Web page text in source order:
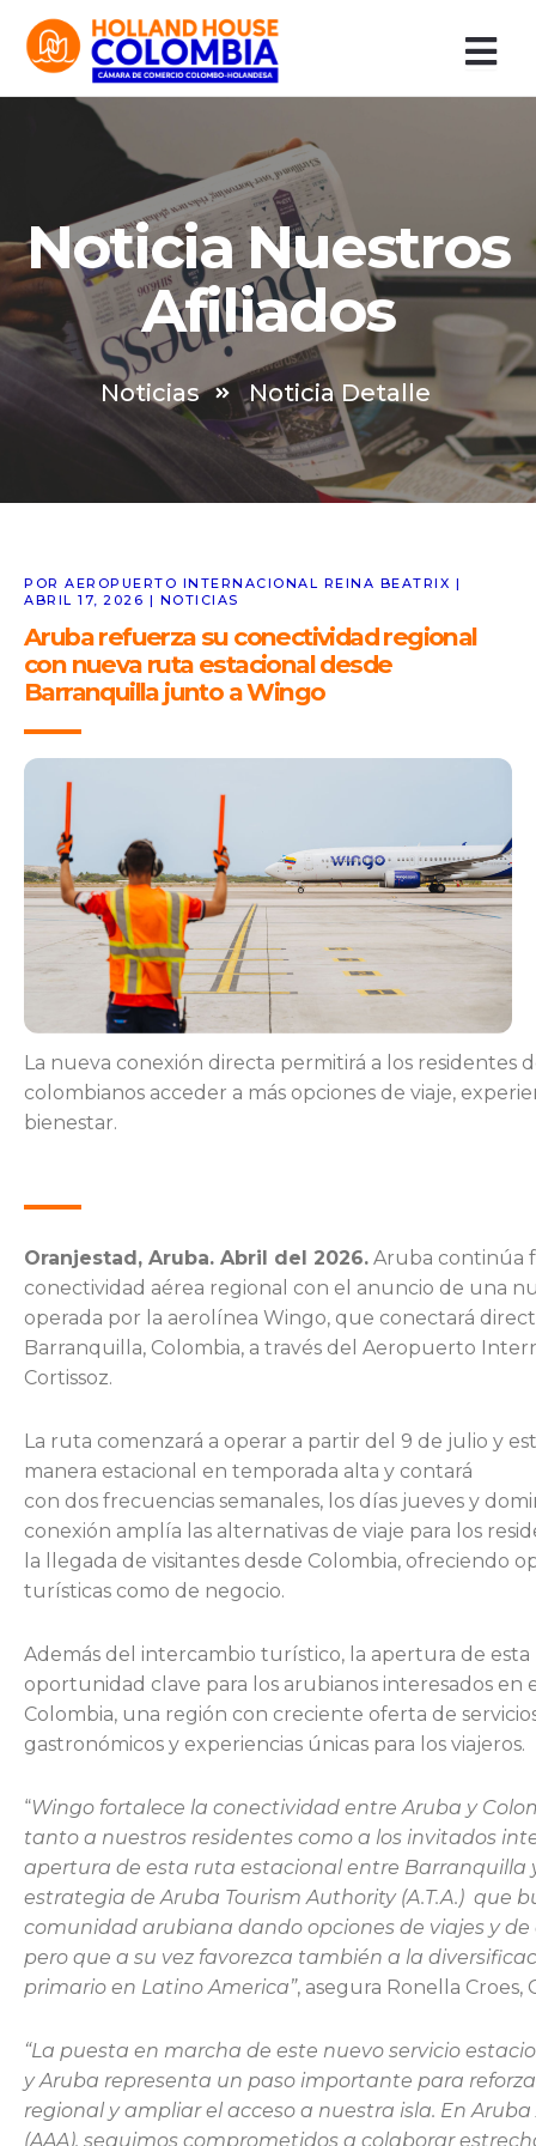
contenido
Noticia Nuestros
Afiliados
Noticias Noticia Detalle
POR AEROPUERTO INTERNACIONAL REINA BEATRIX |
ABRIL 17, 2026 | NOTICIAS
Aruba refuerza su conectividad regional
con nueva ruta estacional desde
Barranquilla junto a Wingo
La nueva conexión directa permitirá a los residentes
colombianos acceder a más opciones de viaje,
bienestar.
Oranjestad, Aruba. Abril del 2026. Aruba continúa
conectividad aérea regional con el anuncio de una
operada por la aerolínea Wingo, que conectará
Barranquilla, Colombia, a través del Aeropuerto
Cortissoz.
La ruta comenzará a operar a partir del 9 de julio y
manera estacional en temporada alta y contará
con dos frecuencias semanales, los días jueves y
conexión amplía las alternativas de viaje para los
la llegada de visitantes desde Colombia, ofreciendo
turísticas como de negocio.
Además del intercambio turístico, la apertura de
oportunidad clave para los arubianos interesados en
Colombia, una región con creciente oferta de
gastronómicos y experiencias únicas para los viajeros.
“Wingo fortalece la conectividad entre Aruba y
tanto a nuestros residentes como a los invitados
apertura de esta ruta estacional entre Barranquilla
estrategia de Aruba Tourism Authority (A.T.A.) que
comunidad arubiana dando opciones de viajes y de
pero que a su vez favorezca también a la
primario en Latino America”, asegura Ronella Croes,
“La puesta en marcha de este nuevo servicio
y Aruba representa un paso importante para
regional y ampliar el acceso a nuestra isla. En Aruba
(AAA), seguimos comprometidos a colaborar